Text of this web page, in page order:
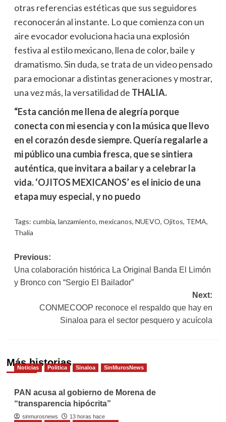
otras referencias estéticas que sus seguidores
reconocerán al instante. Lo que comienza con un
aire evocador evoluciona hacia una explosión
festiva al estilo mexicano, llena de color, baile y
dramatismo. Sin duda, se trata de un video pensado
para emocionar a distintas generaciones y mostrar,
una vez más, la versatilidad de THALIA.
“Esta canción me llena de alegría porque
conecta con mi esencia y con la música que llevo
en el corazón desde siempre. Quería regalarle a
mi público una cumbia fresca, que se sintiera
auténtica, que invitara a bailar y a celebrar la
vida. ‘OJITOS MEXICANOS’ es el inicio de una
etapa muy especial, y no puedo
Tags: cumbia, lanzamiento, mexicanos, NUEVO, Ojitos, TEMA,
Thalía
Post
navigation
Previous:
Una colaboración histórica La Original Banda El Limón
y Bronco con “Sergio El Bailador”
Next:
CONMECOOP reconoce el respaldo que hay en
Sinaloa para el sector pesquero y acuícola
Más historias
Noticias Politica Sinaloa SinMurosNews
PAN acusa al gobierno de Morena de
“transparencia hipócrita”
sinmurosnews
13 horas hace